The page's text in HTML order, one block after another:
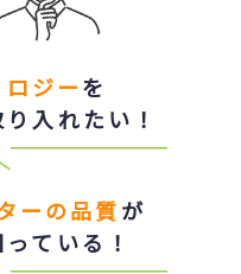
ジーを
入れたい！
ーの品質が
ている！